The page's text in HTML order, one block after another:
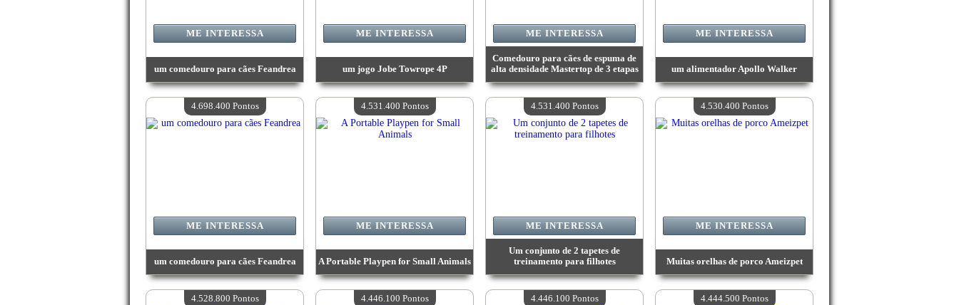
um comedouro para cães Feandrea
Valor:5 036 700 Pontos
Quantidade disponível:4
ME INTERESSA
um jogo Jobe Towrope 4P
Valor:4 900 500 Pontos
Quantidade disponível:4
ME INTERESSA
Comedouro para cães de espuma de
alta densidade Mastertop de 3 etapas
Valor:4 841 600 Pontos
Quantidade disponível:4
ME INTERESSA
um alimentador Apollo Walker
Valor:4 835 500 Pontos
Quantidade disponível:4
ME INTERESSA
um comedouro para cães Feandrea
Valor:4 698 400 Pontos
Quantidade disponível:4
ME INTERESSA
4.698.400 Pontos
A Portable Playpen for Small Animals
Valor:4 531 400 Pontos
Quantidade disponível:4
ME INTERESSA
4.531.400 Pontos
Um conjunto de 2 tapetes de
treinamento para filhotes
Valor:4 531 400 Pontos
Quantidade disponível:4
ME INTERESSA
4.531.400 Pontos
Muitas orelhas de porco Ameizpet
Valor:4 530 400 Pontos
Quantidade disponível:4
ME INTERESSA
4.530.400 Pontos
4.528.800 Pontos 4.446.100 Pontos 4.446.100 Pontos 4.444.500 Pontos